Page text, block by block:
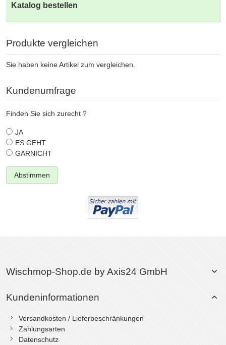
Katalog bestellen
Produkte vergleichen
Sie haben keine Artikel zum vergleichen.
Kundenumfrage
Finden Sie sich zurecht ?
JA
ES GEHT
GARNICHT
Abstimmen
Wischmop-Shop.de by Axis24 GmbH
Kundeninformationen
Versandkosten / Lieferbeschränkungen
Zahlungsarten
Datenschutz